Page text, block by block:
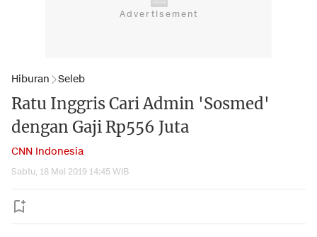
Hiburan Seleb
Ratu Inggris Cari Admin 'Sosmed'
dengan Gaji Rp556 Juta
CNN Indonesia
Sabtu, 18 Mei 2019 14:45 WIB